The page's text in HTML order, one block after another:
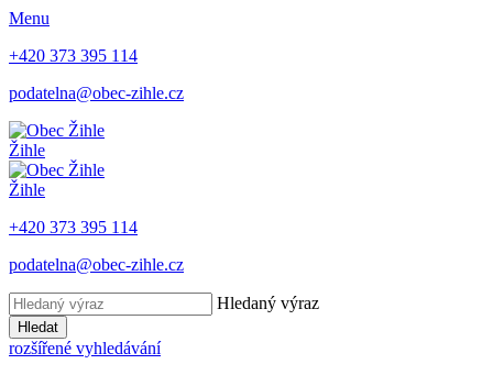
Menu
+420 373 395 114
podatelna@obec-zihle.cz
Žihle
Žihle
+420 373 395 114
podatelna@obec-zihle.cz
Hledaný výraz
Hledat
rozšířené vyhledávání